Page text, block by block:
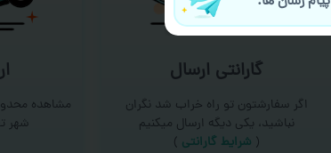
گارانتی ارسال
اگر سفارشتون تو راه خراب شد نگران
نباشید، یکی دیگه ارسال میکنیم
( شرایط گارانتی )
مشاهده
شهر